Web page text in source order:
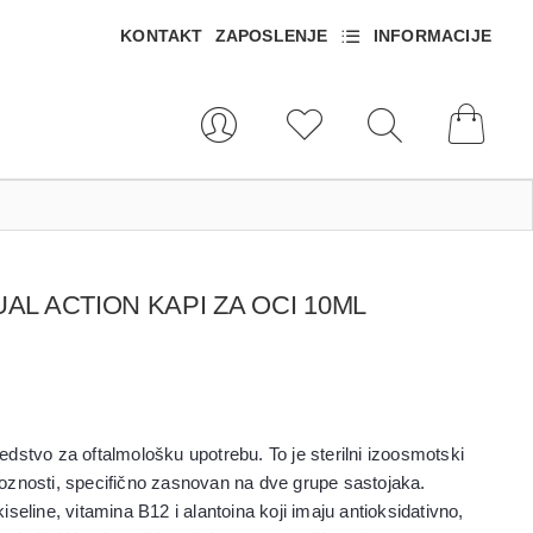
KONTAKT ZAPOSLENJE INFORMACIJE
ACTION KAPI ZA OCI 10ML
za oftalmološku upotrebu. To je sterilni izoosmotski
specifično zasnovan na dve grupe sastojaka.
vitamina B12 i alantoina koji imaju antioksidativno,